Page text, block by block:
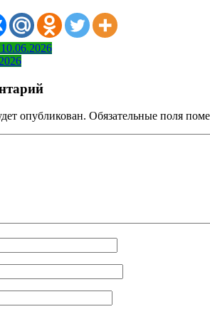
опубликован. Обязательные поля